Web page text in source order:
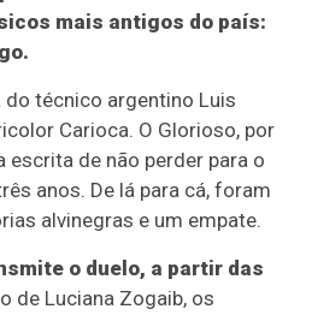
mais antigos do país:
técnico argentino Luis
Carioca. O Glorioso, por
escrita de não perder para o
anos. De lá para cá, foram
alvinegras e um empate.
o duelo, a partir das
de Luciana Zogaib, os